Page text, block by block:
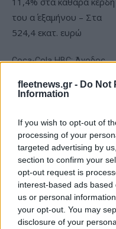
fleetnews.gr - Do Not
Information
If you wish to opt-out of
processing of your
targeted advertising by
section to confirm your
opt-out request is
interest-based ads
us or personal
your opt-out. You may
disclosure of your
Coca-Cola HBC: Άνοδος
του α΄ εξαμήνου – Στα
εκατ. ευρώ
Η συμφωνία Arval-Athlon